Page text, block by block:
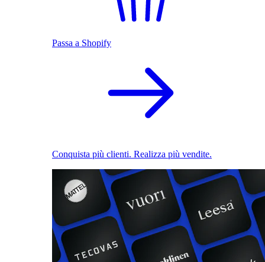
Passa a Shopify
Conquista più clienti. Realizza più vendite.